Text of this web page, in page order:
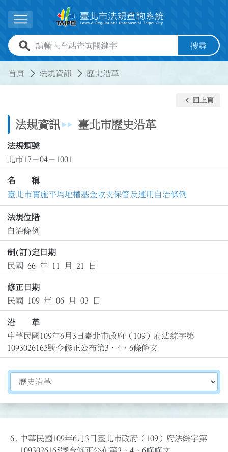
展開選單
全站查詢關鍵字欄位 搜尋
首頁 法規資訊 歷史沿革
法規資訊 臺北市歷史沿革
keyboard_arrow_left 回上頁
法規類號
北市17－04－1001
名 稱
臺北市實施平均地權基金收支保管及運用自治條例
法規位階
自治條例
制(訂)定日期
民國 66 年 11 月 21 日
修正日期
民國 109 年 06 月 03 日
沿 革
中華民國109年6月3日臺北市政府（109）府法綜字第
1093026165號令修正公布第3、4、6條條文
切換選擇法規資訊內容
6.
中華民國109年6月3日臺北市政府（109）府法綜字第